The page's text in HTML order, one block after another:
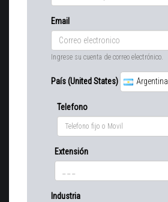
Email
Ingrese su cuenta de correo electrónico.
País (United States) Argentina
Telefono
Extensión
Industria